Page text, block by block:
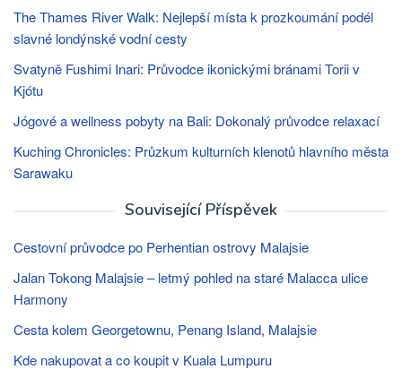
The Thames River Walk: Nejlepší místa k prozkoumání podél
slavné londýnské vodní cesty
Svatyně Fushimi Inari: Průvodce ikonickými bránami Torii v
Kjótu
Jógové a wellness pobyty na Bali: Dokonalý průvodce relaxací
Kuching Chronicles: Průzkum kulturních klenotů hlavního města
Sarawaku
Související Příspěvek
Cestovní průvodce po Perhentian ostrovy Malajsie
Jalan Tokong Malajsie – letmý pohled na staré Malacca ulice
Harmony
Cesta kolem Georgetownu, Penang Island, Malajsie
Kde nakupovat a co koupit v Kuala Lumpuru